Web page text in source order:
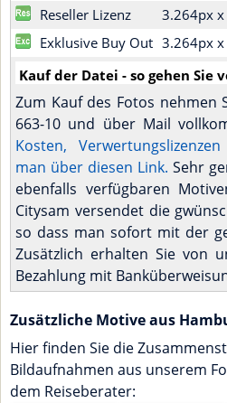
Reseller Lizenz
3.264px
Exklusive Buy Out 3.264px
Kauf der Datei - so gehen Sie
Zum Kauf des Fotos nehmen
663-10 und über Mail
Kosten,
man über diesen Link. Sehr
ebenfalls verfügbaren
Citysam versendet die
so dass man sofort mit der
Zusätzlich erhalten Sie von
Bezahlung mit
Zusätzliche Motive aus
Hier finden Sie die
Bildaufnahmen aus unserem
dem Reiseberater: